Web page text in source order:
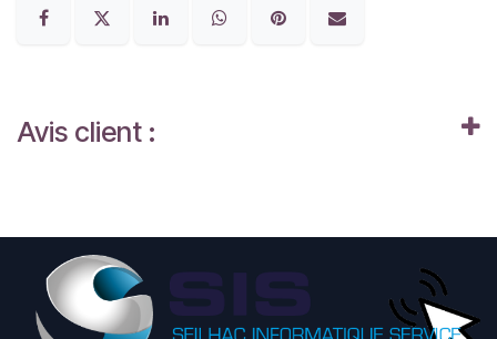
Avis client :